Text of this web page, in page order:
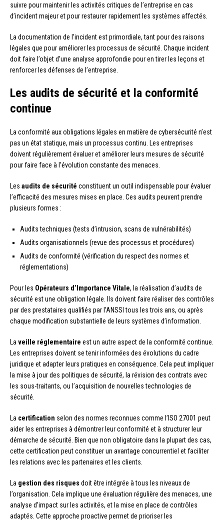
suivre pour maintenir les activités critiques de l’entreprise en cas
d’incident majeur et pour restaurer rapidement les systèmes affectés.
La documentation de l’incident est primordiale, tant pour des raisons
légales que pour améliorer les processus de sécurité. Chaque incident
doit faire l’objet d’une analyse approfondie pour en tirer les leçons et
renforcer les défenses de l’entreprise.
Les audits de sécurité et la conformité
continue
La conformité aux obligations légales en matière de cybersécurité n’est
pas un état statique, mais un processus continu. Les entreprises
doivent régulièrement évaluer et améliorer leurs mesures de sécurité
pour faire face à l’évolution constante des menaces.
Les audits de sécurité constituent un outil indispensable pour évaluer
l’efficacité des mesures mises en place. Ces audits peuvent prendre
plusieurs formes :
Audits techniques (tests d’intrusion, scans de vulnérabilités)
Audits organisationnels (revue des processus et procédures)
Audits de conformité (vérification du respect des normes et
réglementations)
Pour les Opérateurs d’Importance Vitale, la réalisation d’audits de
sécurité est une obligation légale. Ils doivent faire réaliser des contrôles
par des prestataires qualifiés par l’ANSSI tous les trois ans, ou après
chaque modification substantielle de leurs systèmes d’information.
La veille réglementaire est un autre aspect de la conformité continue.
Les entreprises doivent se tenir informées des évolutions du cadre
juridique et adapter leurs pratiques en conséquence. Cela peut impliquer
la mise à jour des politiques de sécurité, la révision des contrats avec
les sous-traitants, ou l’acquisition de nouvelles technologies de
sécurité.
La certification selon des normes reconnues comme l’ISO 27001 peut
aider les entreprises à démontrer leur conformité et à structurer leur
démarche de sécurité. Bien que non obligatoire dans la plupart des cas,
cette certification peut constituer un avantage concurrentiel et faciliter
les relations avec les partenaires et les clients.
La gestion des risques doit être intégrée à tous les niveaux de
l’organisation. Cela implique une évaluation régulière des menaces, une
analyse d’impact sur les activités, et la mise en place de contrôles
adaptés. Cette approche proactive permet de prioriser les